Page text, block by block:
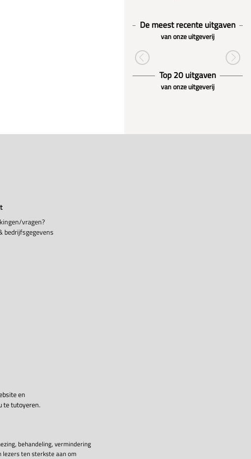
De meest recente uitgaven
van onze uitgeverij
Top 20 uitgaven
van onze uitgeverij
vragen?
bedrijfsgegevens
en
te tutoyeren.
behandeling, vermindering
lezers ten sterkste aan om